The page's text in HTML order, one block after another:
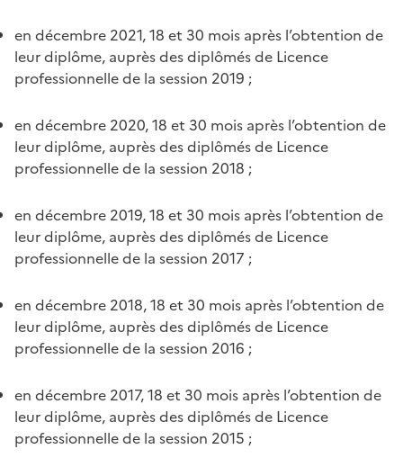
en décembre 2021, 18 et 30 mois après l’obtention de
leur diplôme, auprès des diplômés de Licence
professionnelle de la session 2019 ;
en décembre 2020, 18 et 30 mois après l’obtention de
leur diplôme, auprès des diplômés de Licence
professionnelle de la session 2018 ;
en décembre 2019, 18 et 30 mois après l’obtention de
leur diplôme, auprès des diplômés de Licence
professionnelle de la session 2017 ;
en décembre 2018, 18 et 30 mois après l’obtention de
leur diplôme, auprès des diplômés de Licence
professionnelle de la session 2016 ;
en décembre 2017, 18 et 30 mois après l’obtention de
leur diplôme, auprès des diplômés de Licence
professionnelle de la session 2015 ;